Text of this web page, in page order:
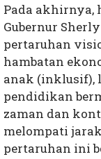
Pada akhirnya,
Gubernur
pertaruhan
hambatan
anak (inklusif),
pendidikan
zaman dan
melompati
pertaruhan ini